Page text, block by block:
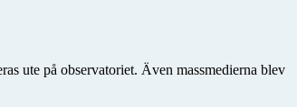
ute på observatoriet. Även massmedierna blev